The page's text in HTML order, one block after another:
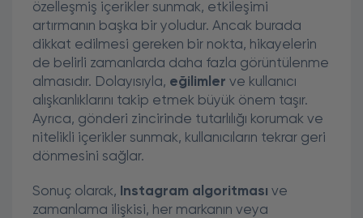
özelleşmiş içerikler sunmak, etkileşimi
artırmanın başka bir yoludur. Ancak burada
dikkat edilmesi gereken bir nokta, hikayelerin
de belirli zamanlarda daha fazla görüntülenme
almasıdır. Dolayısıyla, eğilimler ve kullanıcı
alışkanlıklarını takip etmek büyük önem taşır.
Ayrıca, gönderi zincirinde tutarlılığı korumak ve
nitelikli içerikler sunmak, kullanıcıların tekrar geri
dönmesini sağlar.
Sonuç olarak, Instagram algoritması ve
zamanlama ilişkisi, her markanın veya